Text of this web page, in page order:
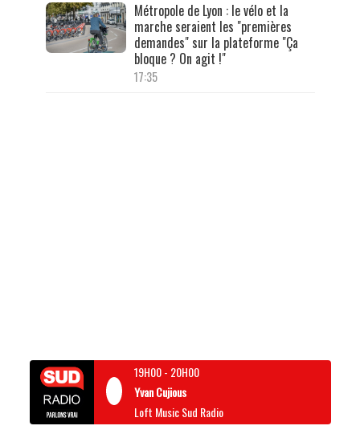
Métropole de Lyon : le vélo et la
marche seraient les "premières
demandes" sur la plateforme "Ça
bloque ? On agit !"
17:35
19H00- 20H00
Yvan Cujious
Loft Music Sud Radio